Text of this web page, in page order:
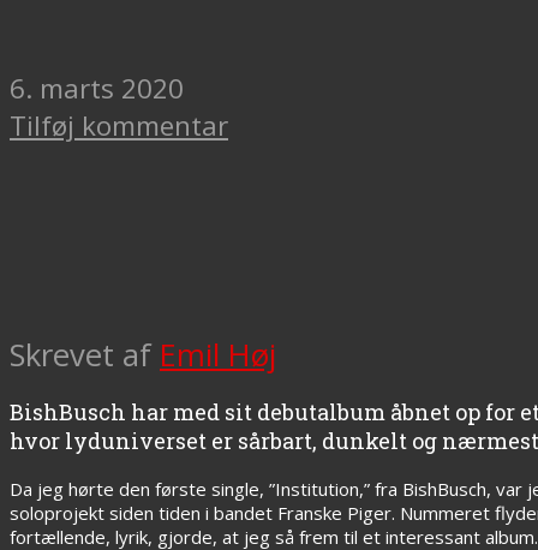
6. marts 2020
Tilføj kommentar
Skrevet af Emil Høj
BishBusch har med sit debutalbum åbnet op for
hvor lyduniverset er sårbart, dunkelt og
Da jeg hørte den første single, ”Institution,” fra BishBusch,
soloprojekt siden tiden i bandet Franske Piger. Nummeret
fortællende, lyrik, gjorde, at jeg så frem til et interessant